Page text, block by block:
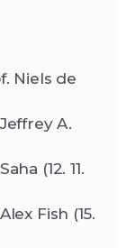
Niels de
A.
(12. 11.
Fish (15.